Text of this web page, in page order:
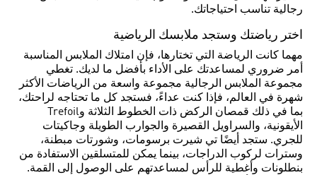
رجالية تناسب احتياجاتك.
اختر رياضتك وستجد ملابسك الرياضية
مهما كانت الرياضة التي تختارها، فإن امتلاك الملابس المناسبة
أمر ضروري لمساعدتك على الأداء بأفضل ما لديك. تغطي
مجموعة الملابس الرجالية مجموعة واسعة من الرياضات الأكثر
شهرة في العالم، فإذا كنت عداءً، فستجد كل ما تحتاجه لراحتك،
بما في ذلك قمصان الركض ذات الخطوط الثلاثة وTrefoil
الأيقونية، والسراويل القصيرة والجوارب الطويلة وجاكيتات
للجري. ستجد أيضًا تي شيرت برسومات، وشورتات مبطنة،
وسترات لركوب الدراجات، بينما يمكن للمتسلقين الاستفادة من
بنطلونات وأغطية للرأس لمساعدتهم على الوصول إلى القمة.